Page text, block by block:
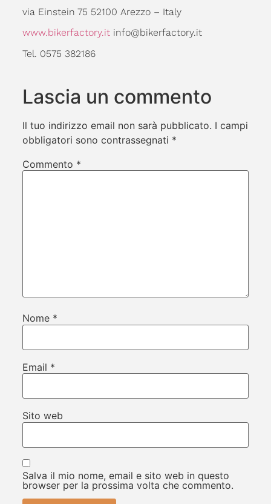
via Einstein 75 52100 Arezzo – Italy
www.bikerfactory.itinfo@bikerfactory.it
Tel. 0575 382186
Lascia un commento
Il tuo indirizzo email non sarà pubblicato. I campi
obbligatori sono contrassegnati *
Commento *
Nome *
Email *
Sito web
Salva il mio nome, email e sito web in questo
browser per la prossima volta che commento.